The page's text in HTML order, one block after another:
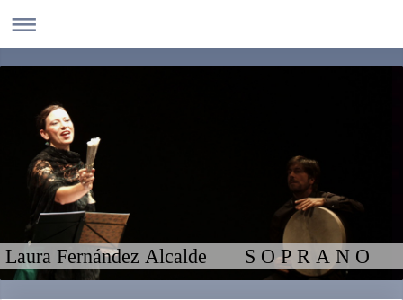
Laura Fernández Alcalde S O P R A N O